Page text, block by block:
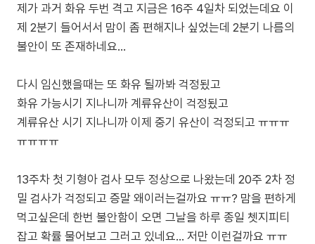
제가 과거 화유 두번 격고 지금은 16주 4일차 되었는데요 이
제 2분기 들어서서 맘이 좀 편해지나 싶었는데 2분기 나름의
불안이 또 존재하네요…
다시 임신했을때는 또 화유 될까봐 걱정됬고
화유 가능시기 지나니까 계류유산이 걱정됬고
계류유산 시기 지나니까 이제 중기 유산이 걱정되고 ㅠㅠㅠ
ㅠㅠㅠㅠ
13주차 첫 기형아 검사 모두 정상으로 나왔는데 20주 2차 정
밀 검사가 걱정되고 증말 왜이러는걸까요 ㅠㅠ? 맘을 편하게
먹고싶은데 한번 불안함이 오면 그날을 하루 종일 쳇지피티
잡고 확률 물어보고 그러고 있네요… 저만 이런걸까요 ㅠㅠ